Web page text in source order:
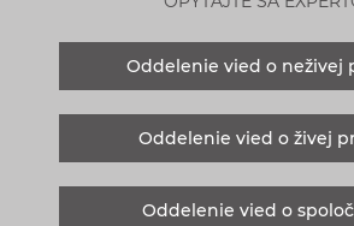
Oddelenie vied o neživej
Oddelenie vied o živej
Oddelenie vied o